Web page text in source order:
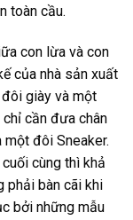
toàn cầu.
con lừa và con
của nhà sản xuất
giày và một
cần đưa chân
đôi Sneaker.
cùng thì khả
phải bàn cãi khi
bởi những mẫu